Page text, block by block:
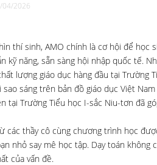
04/2026
thí sinh, AMO chính là cơ hội để học
năng, sẵn sàng hội nhập quốc tế.
lượng giáo dục hàng đầu tại Trường
sáng trên bản đồ giáo dục Việt
tại Trường Tiểu học I-sắc Niu-tơn đã
các thầy cô cùng chương trình học
nhỏ say mê học tập. Dạy toán không
của vấn đề.